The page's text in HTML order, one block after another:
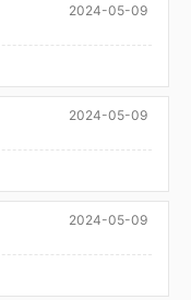
2024-05-09
2024-05-09
2024-05-09